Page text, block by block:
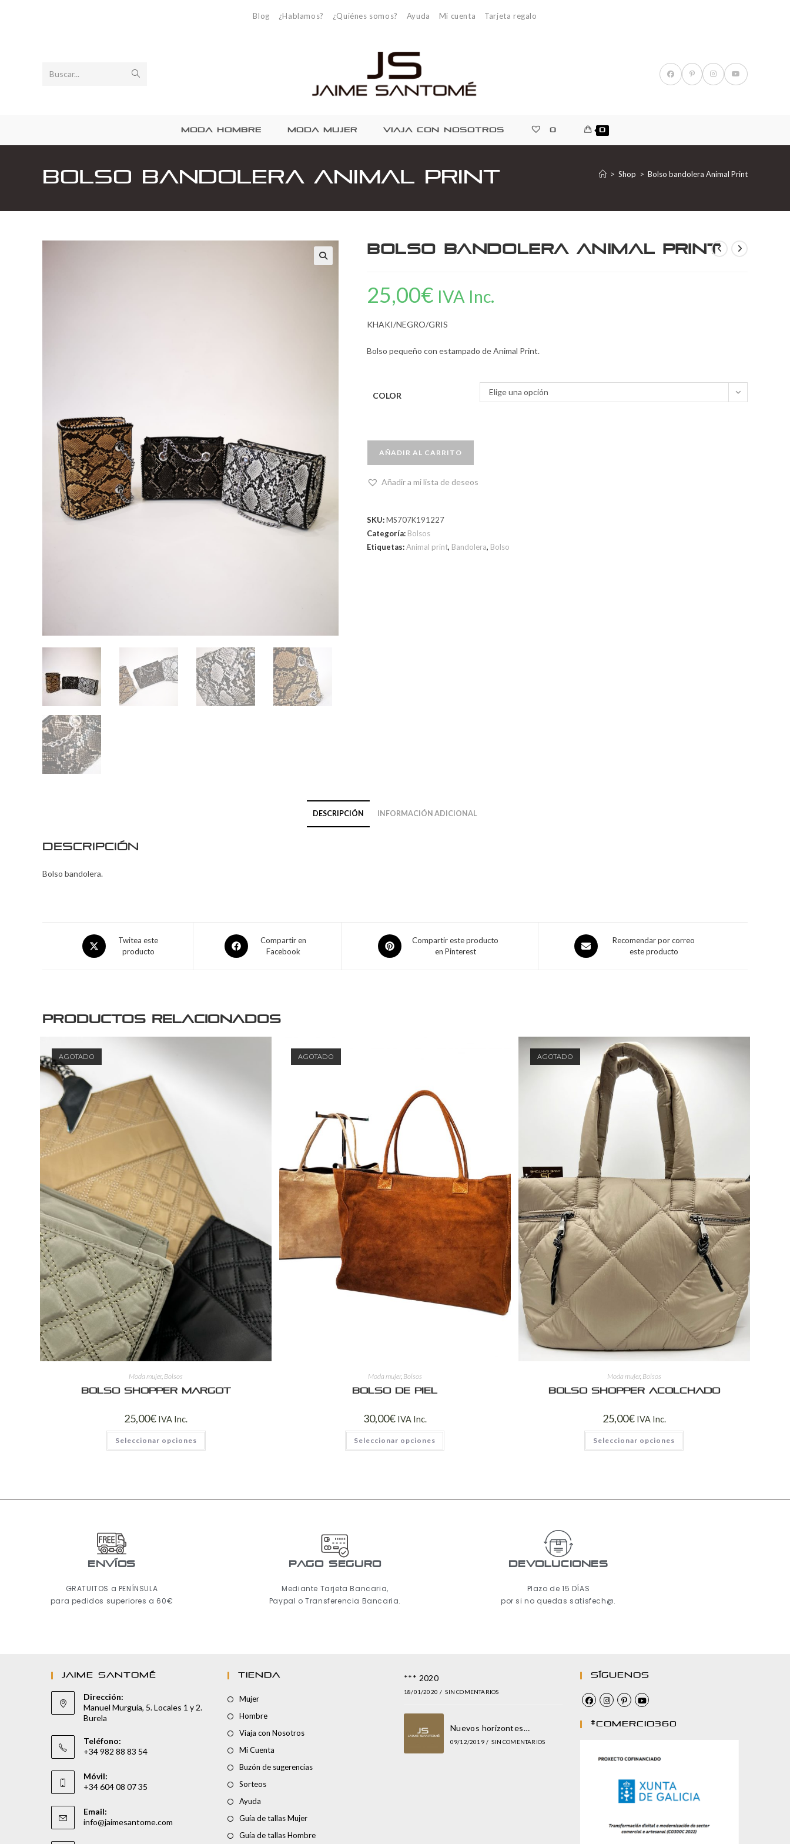
Blog ¿Hablamos? ¿Quiénes somos? Ayuda Mi cuenta Tarjeta regalo
Buscar...
MODA HOMBRE MODA MUJER VIAJA CON NOSOTROS 0 0
Bolso bandolera Animal Print > Shop > Bolso bandolera Animal Print
Bolso bandolera Animal Print
25,00€ IVA Inc.
KHAKI/NEGRO/GRIS
Bolso pequeño con estampado de Animal Print.
COLOR Elige una opción
AÑADIR AL CARRITO
Añadir a mi lista de deseos
SKU:MS707K191227
Categoría: Bolsos
Etiquetas:Animal print, Bandolera, Bolso
DESCRIPCIÓN INFORMACIÓN ADICIONAL
Descripción
Bolso bandolera.
Twitea este
producto
Compartir en
Facebook
Compartir este producto
en Pinterest
Recomendar por correo
este producto
Productos relacionados
AGOTADO
Moda mujer, Bolsos
Bolso shopper Margot
25,00€ IVA Inc.
Seleccionar opciones
AGOTADO
Moda mujer, Bolsos
Bolso de piel
30,00€ IVA Inc.
Seleccionar opciones
AGOTADO
Moda mujer, Bolsos
Bolso shopper acolchado
25,00€ IVA Inc.
Seleccionar opciones
ENVÍOS
GRATUITOS a PENÍNSULA
para pedidos superiores a 60€
pago seguro
Mediante Tarjeta Bancaria,
Paypal o Transferencia Bancaria.
Devoluciones
Plazo de 15 DÍAS
por si no quedas satisfech@.
JAIME SANTOMÉ
Dirección:
Manuel Murguía, 5. Locales 1 y 2.
Burela
Teléfono:
+34 982 88 83 54
Móvil:
+34 604 08 07 35
Email:
info@jaimesantome.com
TIENDA
Mujer
Hombre
Viaja con Nosotros
Mi Cuenta
Buzón de sugerencias
Sorteos
Ayuda
Guía de tallas Mujer
Guía de tallas Hombre
*** 2020
18/01/2020 / SIN COMENTARIOS
Nuevos horizontes…
09/12/2019 / SIN COMENTARIOS
Síguenos
#comercio360